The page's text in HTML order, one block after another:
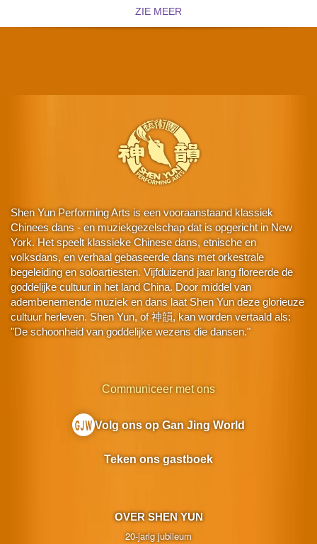
ZIE MEER
Shen Yun Performing Arts is een vooraanstaand klassiek
Chinees dans - en muziekgezelschap dat is opgericht in New
York. Het speelt klassieke Chinese dans, etnische en
volksdans, en verhaal gebaseerde dans met orkestrale
begeleiding en soloartiesten. Vijfduizend jaar lang floreerde de
goddelijke cultuur in het land China. Door middel van
adembenemende muziek en dans laat Shen Yun deze glorieuze
cultuur herleven. Shen Yun, of 神韻, kan worden vertaald als:
"De schoonheid van goddelijke wezens die dansen."
OVER SHEN YUN
20-jarig jubileum
Communiceer met ons
Volg ons op Gan Jing World
Teken ons gastboek